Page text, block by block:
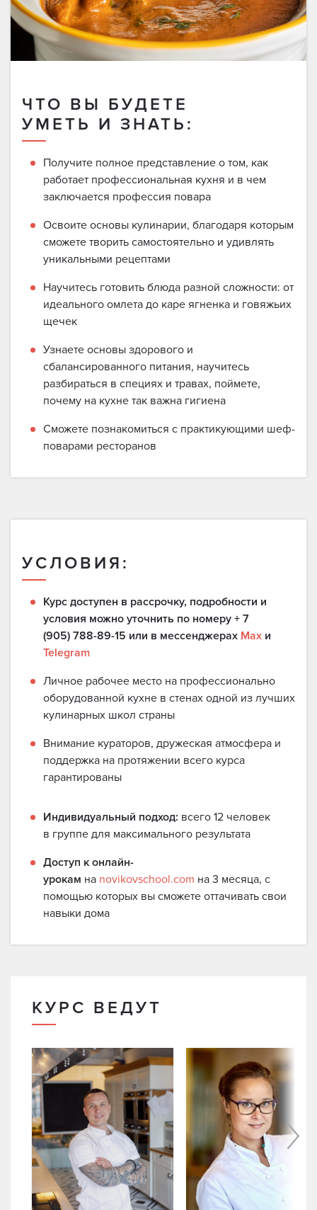
ЧТО ВЫ БУДЕТЕ
УМЕТЬ И ЗНАТЬ:
Получите полное представление о том, как
работает профессиональная кухня и в чем
заключается профессия повара
Освоите основы кулинарии, благодаря которым
сможете творить самостоятельно и удивлять
уникальными рецептами
Научитесь готовить блюда разной сложности: от
идеального омлета до каре ягненка и говяжьих
щечек
Узнаете основы здорового и
сбалансированного питания, научитесь
разбираться в специях и травах, поймете,
почему на кухне так важна гигиена
Сможете познакомиться с практикующими шеф-
поварами ресторанов
УСЛОВИЯ:
Курс доступен в рассрочку, подробности и
условия можно уточнить по номеру + 7
(905) 788-89-15 или в мессенджерах Max и
Telegram
Личное рабочее место на профессионально
оборудованной кухне в стенах одной из лучших
кулинарных школ страны
Внимание кураторов, дружеская атмосфера и
поддержка на протяжении всего курса
гарантированы
Индивидуальный подход: всего 12 человек
в группе для максимального результата
Доступ к онлайн-
урокам на novikovschool.com на 3 месяца, с
помощью которых вы сможете оттачивать свои
навыки дома
КУРС ВЕДУТ